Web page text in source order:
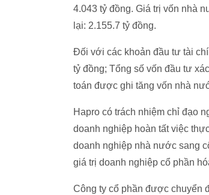
4.043 tỷ đồng. Giá trị vốn nhà
lại: 2.155.7 tỷ đồng.
Đối với các khoản đầu tư tài
tỷ đồng; Tổng số vốn đầu tư
toán được ghi tăng vốn nhà
Hapro có trách nhiệm chỉ đạo
doanh nghiệp hoàn tất việc
doanh nghiệp nhà nước sang
giá trị doanh nghiệp cổ phần
Công ty cổ phần được chuyển